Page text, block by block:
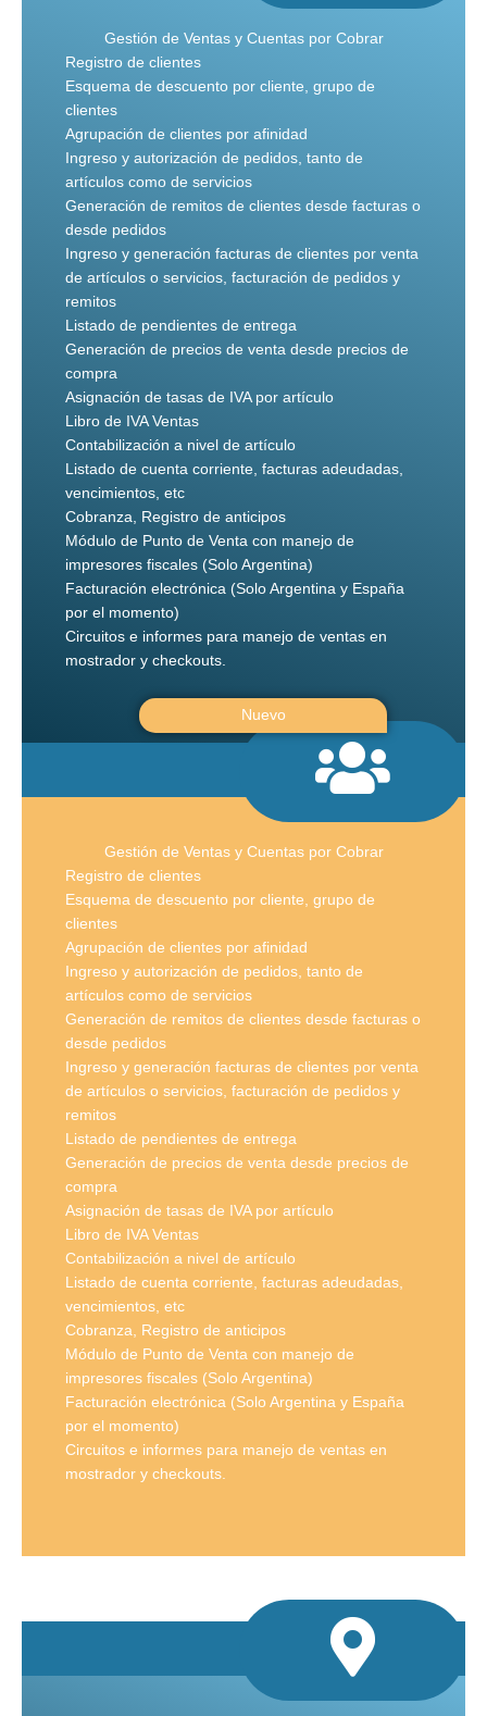
Gestión de Ventas y Cuentas por Cobrar
Registro de clientes
Esquema de descuento por cliente, grupo de
clientes
Agrupación de clientes por afinidad
Ingreso y autorización de pedidos, tanto de
artículos como de servicios
Generación de remitos de clientes desde facturas o
desde pedidos
Ingreso y generación facturas de clientes por venta
de artículos o servicios, facturación de pedidos y
remitos
Listado de pendientes de entrega
Generación de precios de venta desde precios de
compra
Asignación de tasas de IVA por artículo
Libro de IVA Ventas
Contabilización a nivel de artículo
Listado de cuenta corriente, facturas adeudadas,
vencimientos, etc
Cobranza, Registro de anticipos
Módulo de Punto de Venta con manejo de
impresores fiscales (Solo Argentina)
Facturación electrónica (Solo Argentina y España
por el momento)
Circuitos e informes para manejo de ventas en
mostrador y checkouts.
Nuevo
Gestión de Ventas y Cuentas por Cobrar
Registro de clientes
Esquema de descuento por cliente, grupo de
clientes
Agrupación de clientes por afinidad
Ingreso y autorización de pedidos, tanto de
artículos como de servicios
Generación de remitos de clientes desde facturas o
desde pedidos
Ingreso y generación facturas de clientes por venta
de artículos o servicios, facturación de pedidos y
remitos
Listado de pendientes de entrega
Generación de precios de venta desde precios de
compra
Asignación de tasas de IVA por artículo
Libro de IVA Ventas
Contabilización a nivel de artículo
Listado de cuenta corriente, facturas adeudadas,
vencimientos, etc
Cobranza, Registro de anticipos
Módulo de Punto de Venta con manejo de
impresores fiscales (Solo Argentina)
Facturación electrónica (Solo Argentina y España
por el momento)
Circuitos e informes para manejo de ventas en
mostrador y checkouts.